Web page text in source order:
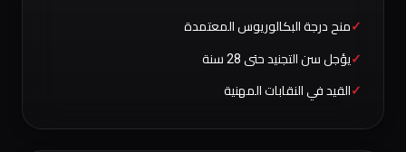
منح درجة البكالوريوس المعتمدة
يؤجل سن التجنيد حتى 28 سنة
القيد في النقابات المهنية